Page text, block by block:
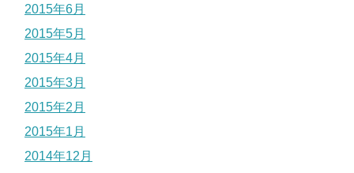
2015年6月
2015年5月
2015年4月
2015年3月
2015年2月
2015年1月
2014年12月